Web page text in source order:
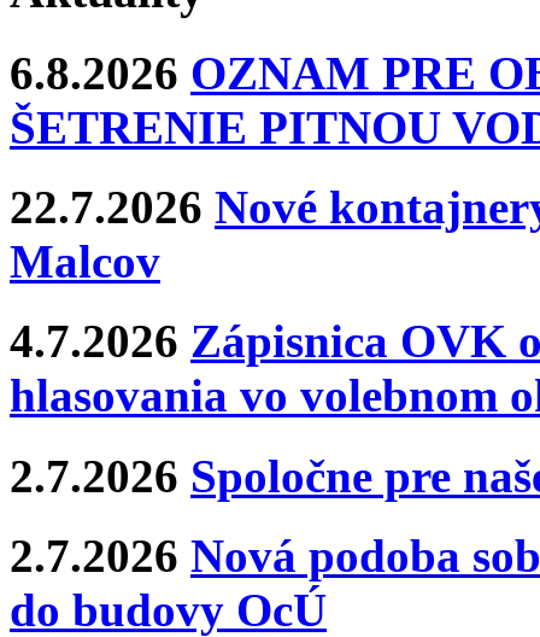
6.8.2026 OZNAM PRE
ŠETRENIE PITNOU
22.7.2026 Nové
Malcov
4.7.2026 Zápisnica OVK
hlasovania vo volebnom
2.7.2026 Spoločne pre
2.7.2026 Nová podoba
do budovy OcÚ